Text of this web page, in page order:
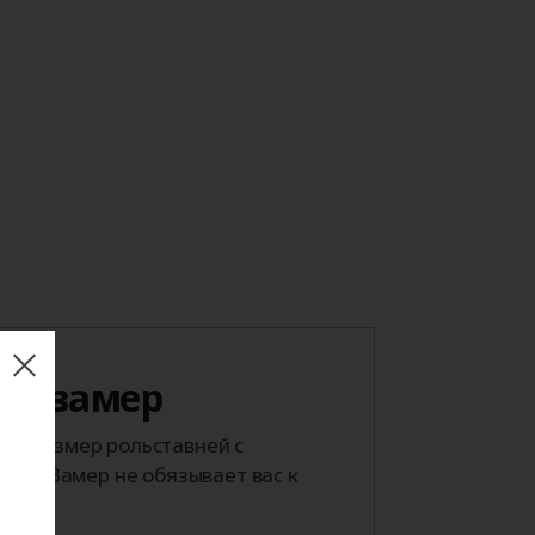
замер
размер рольставней с
Замер не обязывает вас к